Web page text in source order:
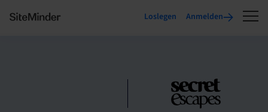
Loslegen Anmelden